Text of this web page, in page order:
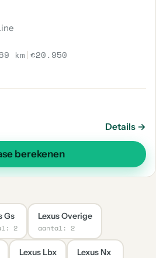
km |€20.950
Details →
berekenen
Gs
2
Lexus Overige
aantal: 2
Lexus Lbx Lexus Nx